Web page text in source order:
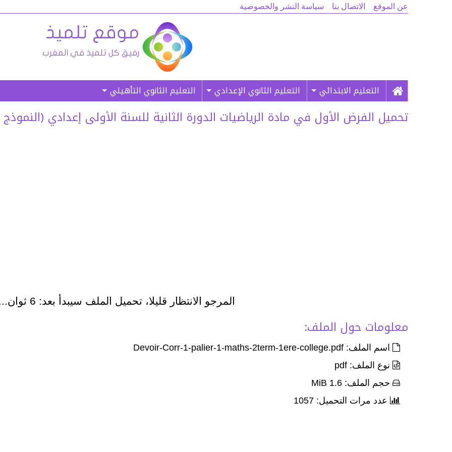
عن الموقع الاتصال بنا سياسة النشر والخصوصية
التعليم الابتدائي التعليم الثانوي الإعدادي التعليم الثانوي التأهيلي
تحميل الفرض الأول في مادة الرياضيات الدورة الثانية للسنة الأولى إعدادي (النموذج 01)
المرجو الانتظار قليلا، تحميل الملف سيبدأ بعد: 6 ثوان...
معلومات حول الملف:
اسم الملف: Devoir-Corr-1-palier-1-maths-2term-1ere-college.pdf
نوع الملف: pdf
حجم الملف: 1.6 MiB
عدد مرات التحميل: 1057